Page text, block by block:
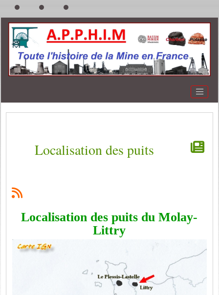
Localisation des puits
Localisation des puits du Molay-
Littry